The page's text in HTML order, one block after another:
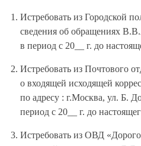
Истребовать из Городской
сведения об обращениях
в период с 20__ г. до
Истребовать из Почтового
о входящей исходящей
по адресу : г.Москва, ул. Б.
период с 20__ г. до
Истребовать из ОВД